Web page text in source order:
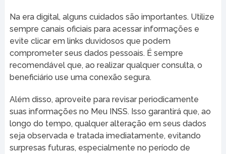
Na era digital, alguns cuidados são importantes. Utilize
sempre canais oficiais para acessar informações e
evite clicar em links duvidosos que podem
comprometer seus dados pessoais. É sempre
recomendável que, ao realizar qualquer consulta, o
beneficiário use uma conexão segura.
Além disso, aproveite para revisar periodicamente
suas informações no Meu INSS. Isso garantirá que, ao
longo do tempo, qualquer alteração em seus dados
seja observada e tratada imediatamente, evitando
surpresas futuras, especialmente no período de